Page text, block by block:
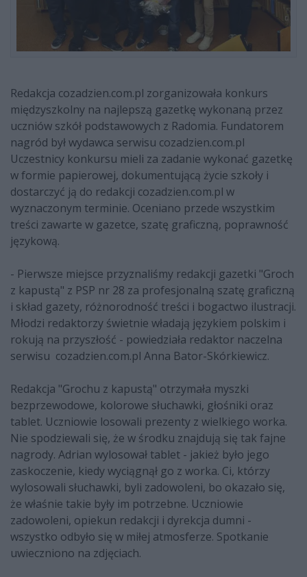
Redakcja cozadzien.com.pl zorganizowała konkurs
międzyszkolny na najlepszą gazetkę wykonaną przez
uczniów szkół podstawowych z Radomia. Fundatorem
nagród był wydawca serwisu cozadzien.com.pl
Uczestnicy konkursu mieli za zadanie wykonać gazetkę
w formie papierowej, dokumentującą życie szkoły i
dostarczyć ją do redakcji cozadzien.com.pl w
wyznaczonym terminie. Oceniano przede wszystkim
treści zawarte w gazetce, szatę graficzną, poprawność
językową.
- Pierwsze miejsce przyznaliśmy redakcji gazetki "Groch
z kapustą" z PSP nr 28 za profesjonalną szatę graficzną
i skład gazety, różnorodność treści i bogactwo ilustracji.
Młodzi redaktorzy świetnie władają językiem polskim i
rokują na przyszłość - powiedziała redaktor naczelna
serwisu cozadzien.com.pl Anna Bator-Skórkiewicz.
Redakcja "Grochu z kapustą" otrzymała myszki
bezprzewodowe, kolorowe słuchawki, głośniki oraz
tablet. Uczniowie losowali prezenty z wielkiego worka.
Nie spodziewali się, że w środku znajdują się tak fajne
nagrody. Adrian wylosował tablet - jakież było jego
zaskoczenie, kiedy wyciągnął go z worka. Ci, którzy
wylosowali słuchawki, byli zadowoleni, bo okazało się,
że właśnie takie były im potrzebne. Uczniowie
zadowoleni, opiekun redakcji i dyrekcja dumni -
wszystko odbyło się w miłej atmosferze. Spotkanie
uwieczniono na zdjęciach.